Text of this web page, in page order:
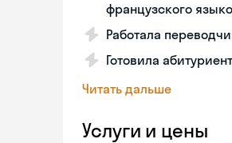
французского
Работала
Готовила
Читать дальше
Услуги и цены